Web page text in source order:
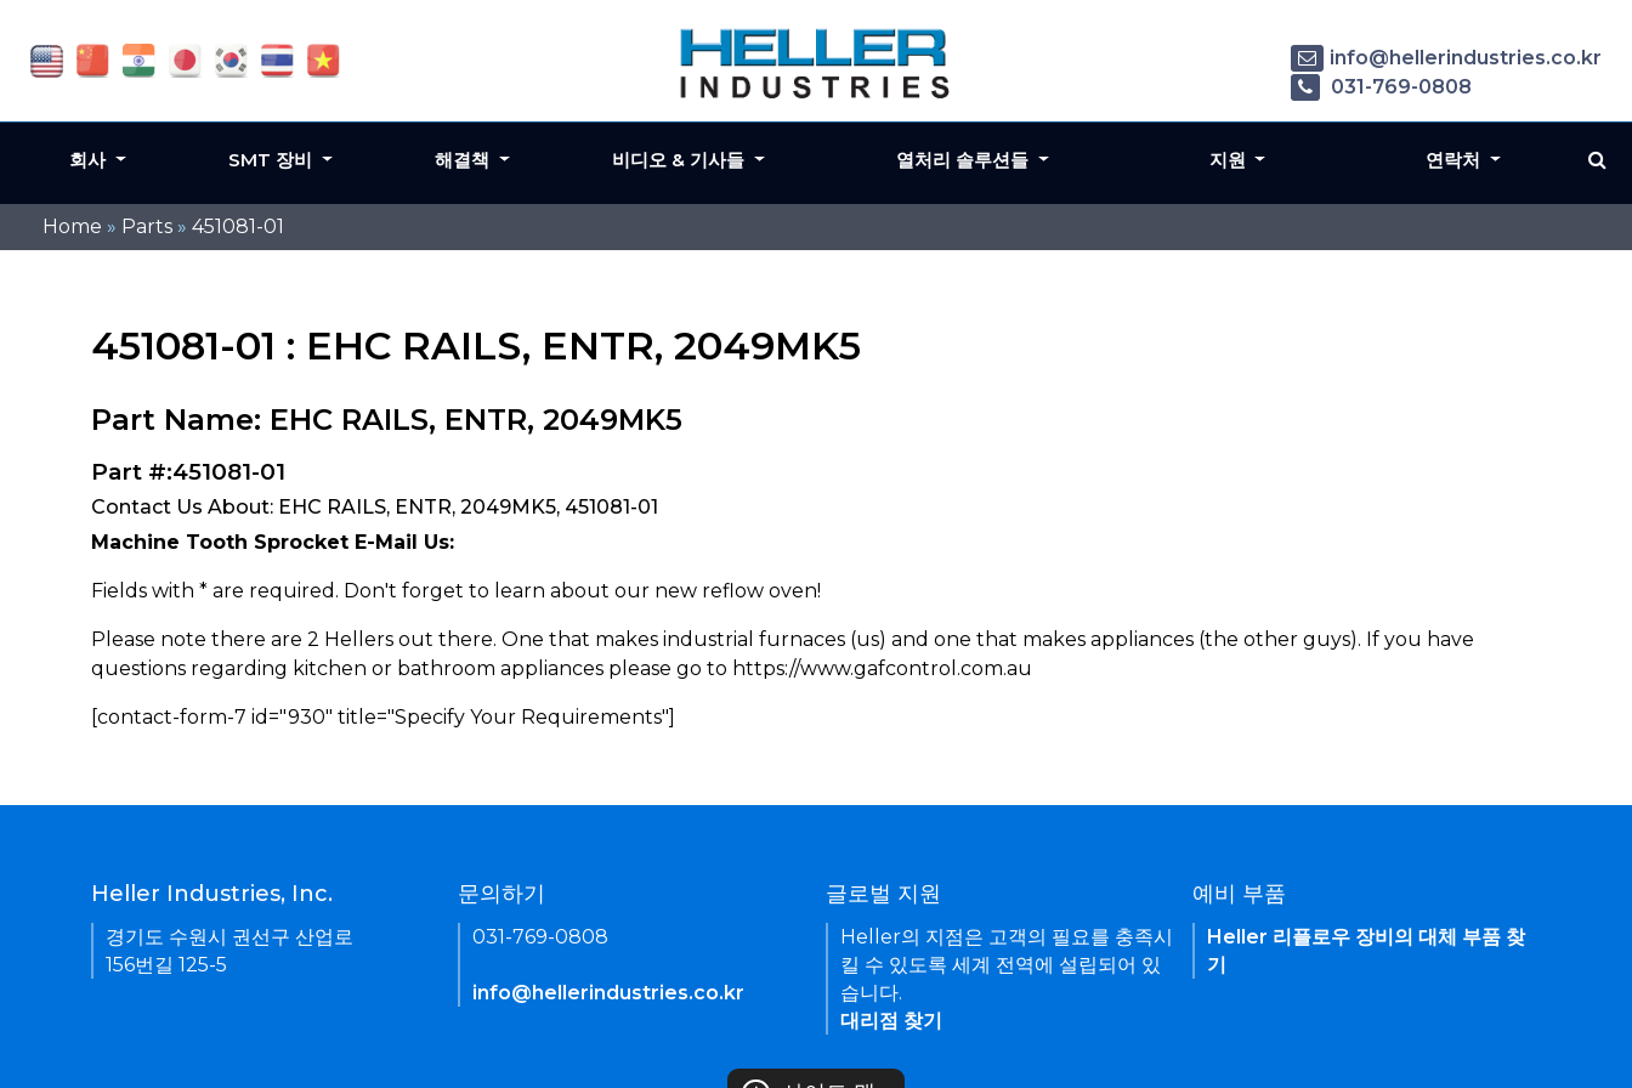
Home » Parts » 451081-01
451081-01 : EHC RAILS, ENTR, 2049MK5
Part Name: EHC RAILS, ENTR, 2049MK5
Part #:451081-01
Contact Us About: EHC RAILS, ENTR, 2049MK5, 451081-01
Machine Tooth Sprocket E-Mail Us:
Fields with * are required. Don't forget to learn about our new reflow oven!
Please note there are 2 Hellers out there. One that makes industrial furnaces (us) and one that makes appliances (the other guys). If you have
questions regarding kitchen or bathroom appliances please go to https://www.gafcontrol.com.au
[contact-form-7 id="930" title="Specify Your Requirements"]
info@hellerindustries.co.kr
031-769-0808
회사 SMT 장비 해결책 비디오 & 기사들 열처리 솔루션들 지원 연락처
Heller Industries, Inc.
경기도 수원시 권선구 산업로
156번길 125-5
문의하기
031-769-0808
info@hellerindustries.co.kr
글로벌 지원
Heller의 지점은 고객의 필요를 충족시
킬 수 있도록 세계 전역에 설립되어 있
습니다.
대리점 찾기
예비 부품
Heller 리플로우 장비의 대체 부품 찾
기